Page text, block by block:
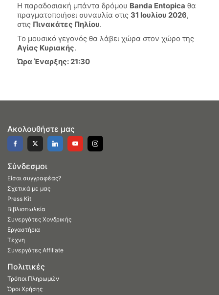
Η παραδοσιακή μπάντα δρόμου Banda Entopica θα
πραγματοποιήσει συναυλία στις 31 Ιουλίου 2026,
στις Πινακάτες Πηλίου.
Το μουσικό γεγονός θα λάβει χώρα στον χώρο της
Αγίας Κυριακής.
Ώρα Έναρξης: 21:30
Ακολουθήστε μας
Σύνδεσμοι
Είσαι συγγραφέας?
Σχετικά με μας
Press Kit
Βιβλιοπωλεία
Συνεργάτες Χονδρικής
Εργαστήρια
Τέχνη
Συνεργάτες Affiliate
Πολιτικές
Τρόποι Πληρωμών
Όροι Χρήσης